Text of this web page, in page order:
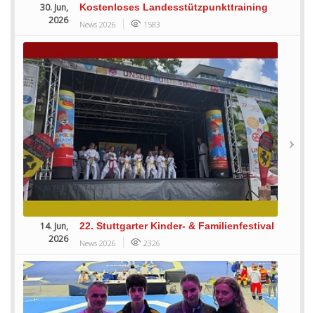
30. Jun,
2026
Kostenloses Landesstützpunkttraining
News 2026 1583
14. Jun,
2026
22. Stuttgarter Kinder- & Familienfestival
News 2026 2326